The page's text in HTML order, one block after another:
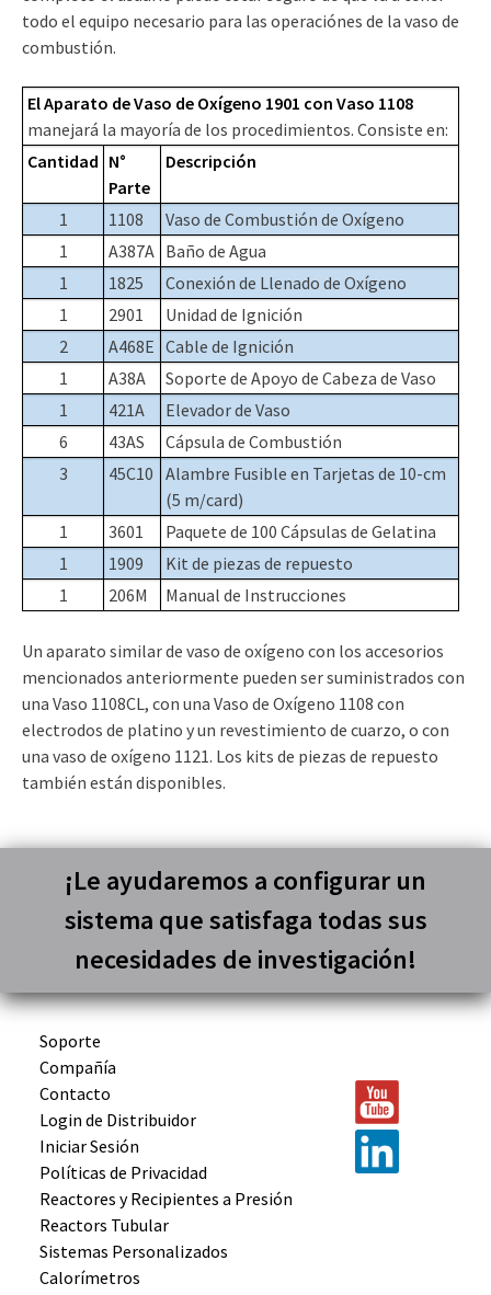
todo el equipo necesario para las operaciónes de la vaso de
combustión.
El Aparato de Vaso de Oxígeno 1901 con Vaso 1108
manejará la mayoría de los procedimientos. Consiste en:
Cantidad N°
Parte
Descripción
1 1108
Vaso de Combustión de Oxígeno
1
A387A Baño de Agua
1
1825
Conexión de Llenado de Oxígeno
1
2901
Unidad de Ignición
2
A468E Cable de Ignición
1
A38A
Soporte de Apoyo de Cabeza de Vaso
1
421A
Elevador de Vaso
6
43AS
Cápsula de Combustión
3
45C10 Alambre Fusible en Tarjetas de 10-cm
(5 m/card)
1
3601
Paquete de 100 Cápsulas de Gelatina
1
1909
Kit de piezas de repuesto
1
206M Manual de Instrucciones
Un aparato similar de vaso de oxígeno con los accesorios
mencionados anteriormente pueden ser suministrados con
una Vaso 1108CL, con una Vaso de Oxígeno 1108 con
electrodos de platino y un revestimiento de cuarzo, o con
una vaso de oxígeno 1121. Los kits de piezas de repuesto
también están disponibles.
¡Le ayudaremos a configurar un
sistema que satisfaga todas sus
necesidades de investigación!
Soporte
Compañía
Contacto
Login de Distribuidor
Iniciar Sesión
Políticas de Privacidad
Reactores yRecipientes a Presión
Reactors Tubular
Sistemas Personalizados
Calorímetros